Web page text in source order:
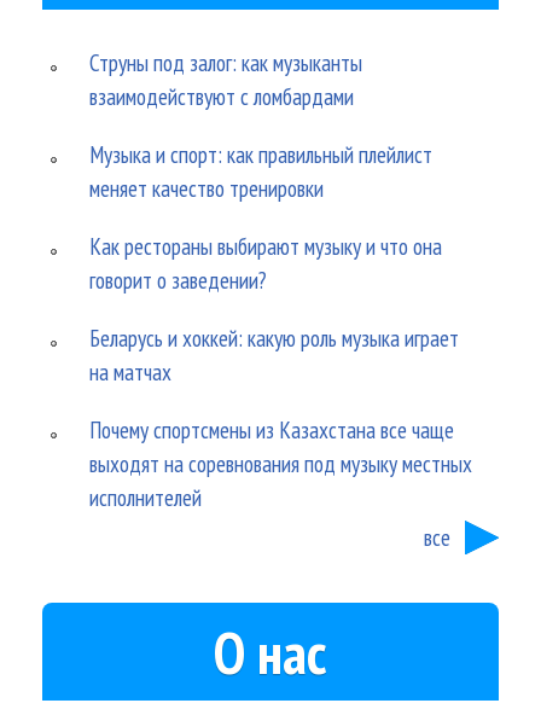
Струны под залог: как музыканты
взаимодействуют с ломбардами
Музыка и спорт: как правильный плейлист
меняет качество тренировки
Как рестораны выбирают музыку и что она
говорит о заведении?
Беларусь и хоккей: какую роль музыка играет
на матчах
Почему спортсмены из Казахстана все чаще
выходят на соревнования под музыку местных
исполнителей
все
О нас